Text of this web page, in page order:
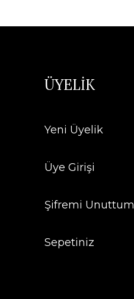
ÜYELİK
Yeni Üyelik
Üye Girişi
Şifremi Unuttum
Sepetiniz